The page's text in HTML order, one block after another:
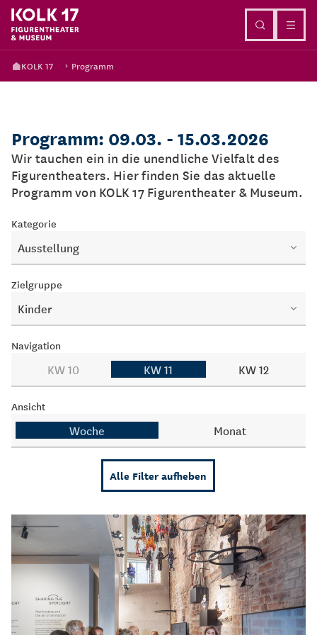
KOLK 17 Programm
Programm: 09.03. - 15.03.2026
Wir tauchen ein in die unendliche Vielfalt des
Figurentheaters. Hier finden Sie das aktuelle
Programm von KOLK 17 Figurentheater & Museum.
Kategorie
Ausstellung
Zielgruppe
Kinder
Navigation
KW 10 KW 11 KW 12
Ansicht
Woche Monat
Alle Filter aufheben